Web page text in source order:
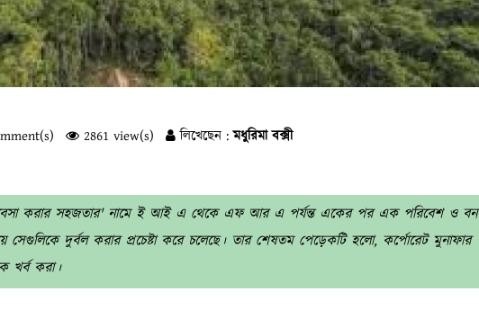
2861 view(s) লিখেছেন :মধুরিমা বক্সী
করার সহজতার' নামে ই আই এ থেকে এফ আর এ পর্যন্ত একের পর এক পরিবেশ ও বন
সেগুলিকে দুর্বল করার প্রচেষ্টা করে চলেছে। তার শেষতম পেড়েকটি হলো, কর্পোরেট মুনাফার
খর্ব করা।